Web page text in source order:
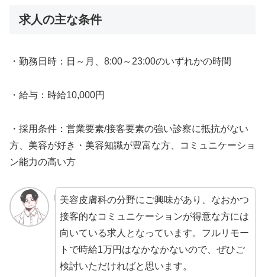
求人の主な条件
・勤務日時：日～月、8:00～23:00のいずれかの時間
・給与：時給10,000円
・採用条件：営業要素/接客要素の強い診察に抵抗がない
方、美容が好き・美容知識が豊富な方、コミュニケーショ
ン能力の高い方
美容皮膚科の分野にご興味があり、なおかつ
接客的なコミュニケーションが得意な方には
向いている求人となっています。フルリモー
トで時給1万円はなかなかないので、ぜひご
検討いただければと思います。